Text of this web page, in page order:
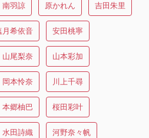
南羽諒 原かれん 吉田朱里
月希依音 安田桃寧
山尾梨奈 山本彩加
岡本怜奈 川上千尋
本郷柚巴 桜田彩叶
水田詩織 河野奈々帆